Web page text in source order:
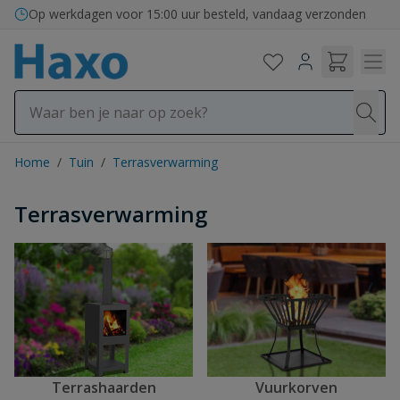
Ga naar de inhoud
Op werkdagen voor 15:00 uur besteld, vandaag verzonden
Home / Tuin / Terrasverwarming
Terrasverwarming
Terrashaarden Vuurkorven